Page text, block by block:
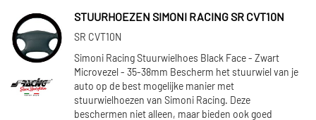
STUURHOEZEN SIMONI RACING SR CVT10N
SR CVT10N
Simoni Racing Stuurwielhoes Black Face - Zwart
Microvezel - 35-38mm Bescherm het stuurwiel van je
auto op de best mogelijke manier met
stuurwielhoezen van Simoni Racing. Deze
beschermen niet alleen, maar bieden ook goed